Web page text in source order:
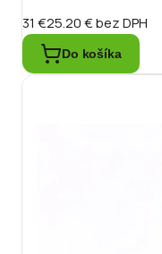
31 €25.20 €bez DPH
Do košíka